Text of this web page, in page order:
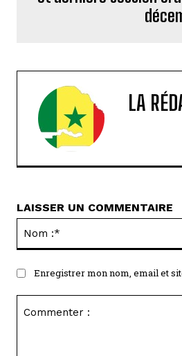
LA
LAISSER UN COMMENTAIRE
Enregistrer mon nom, email et